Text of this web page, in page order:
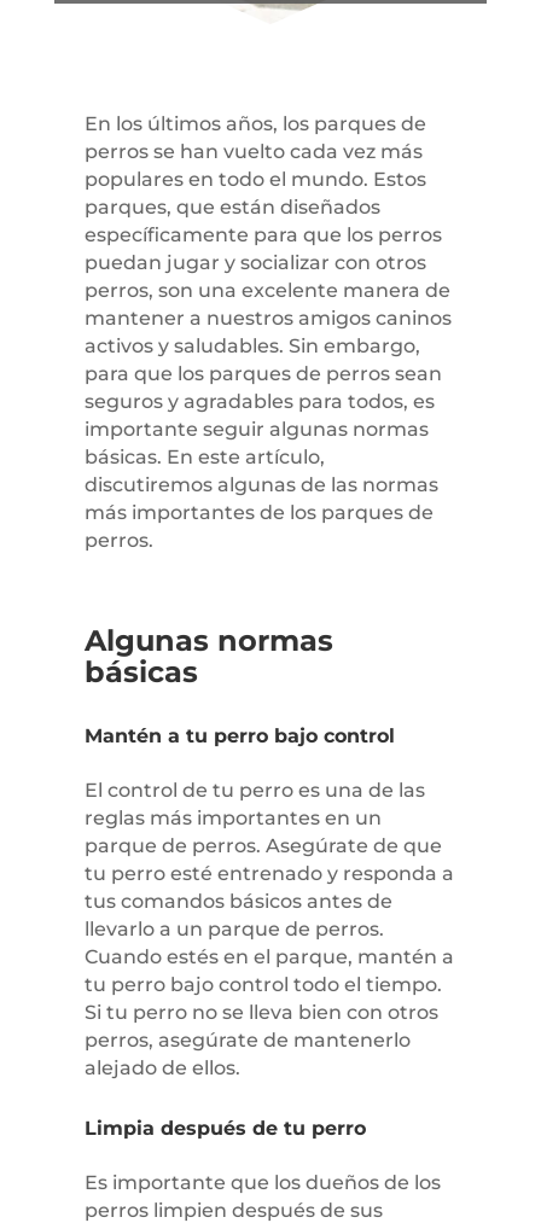
En los últimos años, los parques de
perros se han vuelto cada vez más
populares en todo el mundo. Estos
parques, que están diseñados
específicamente para que los perros
puedan jugar y socializar con otros
perros, son una excelente manera de
mantener a nuestros amigos caninos
activos y saludables. Sin embargo,
para que los parques de perros sean
seguros y agradables para todos, es
importante seguir algunas normas
básicas. En este artículo,
discutiremos algunas de las normas
más importantes de los parques de
perros.
Algunas normas
básicas
Mantén a tu perro bajo control
El control de tu perro es una de las
reglas más importantes en un
parque de perros. Asegúrate de que
tu perro esté entrenado y responda a
tus comandos básicos antes de
llevarlo a un parque de perros.
Cuando estés en el parque, mantén a
tu perro bajo control todo el tiempo.
Si tu perro no se lleva bien con otros
perros, asegúrate de mantenerlo
alejado de ellos.
Limpia después de tu perro
Es importante que los dueños de los
perros limpien después de sus